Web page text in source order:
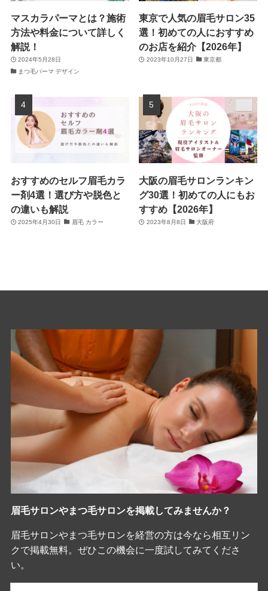
マスカラパーマとは？施術
方法や料金について詳しく
解説！
2024年5月28日
まつ毛パーマ デザイン
東京で人気の眉毛サロン35
選！初めての人におすすめ
のお店を紹介【2026年】
2023年10月27日 東京都
おすすめのセルフ眉毛カラ
ー剤4選！選び方や脱色と
の違いも解説
2025年4月30日 眉毛 カラー
大阪の眉毛サロンランキン
グ30選！初めての人にもお
すすめ【2026年】
2023年8月8日 大阪府
眉毛サロンやまつ毛サロンを掲載してみませんか？
眉毛サロンやまつ毛サロンを経営の方は今なら相互リン
クで掲載無料。ぜひこの機会に一度試してみてくださ
い。